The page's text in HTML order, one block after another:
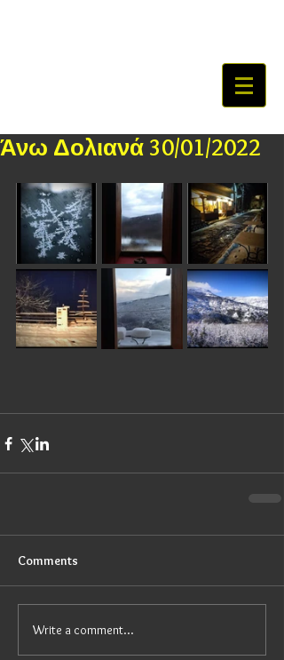
Άνω Δολιανά 30/01/2022
Comments
Write a comment...